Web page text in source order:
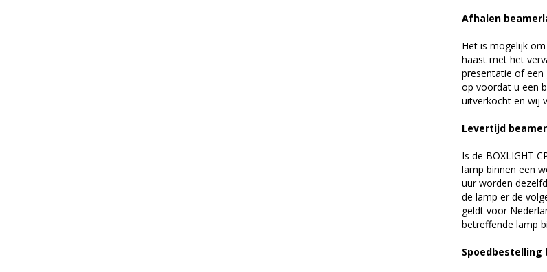
Afhalen
Het is mogelijk
haast met het
presentatie of
op voordat u een
uitverkocht en wij
Levertijd
Is de BOXLIGHT
lamp binnen een
uur worden
de lamp er de
geldt voor
betreffende lamp
Spoedbestelling